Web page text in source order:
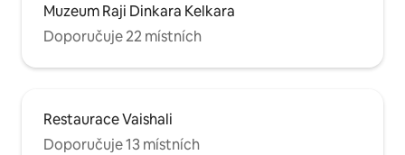
Muzeum Raji Dinkara Kelkara
Doporučuje 22 místních
Restaurace Vaishali
Doporučuje 13 místních